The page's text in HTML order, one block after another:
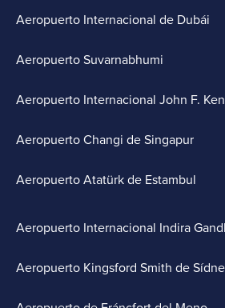
Aeropuerto Internacional de Dubái
Aeropuerto Suvarnabhumi
Aeropuerto Internacional John F.
Aeropuerto Changi de Singapur
Aeropuerto Atatürk de Estambul
Aeropuerto Internacional Indira
Aeropuerto Kingsford Smith de